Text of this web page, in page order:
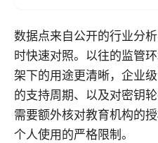
数据点来自公开的行业分
时快速对照。以往的监管
架下的用途更清晰，企业
的支持周期、以及对密钥
需要额外核对教育机构的
个人使用的严格限制。